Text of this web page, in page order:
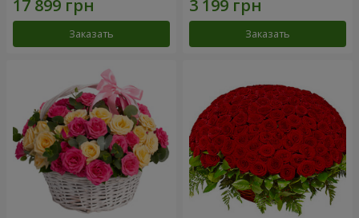
Заказать Заказать